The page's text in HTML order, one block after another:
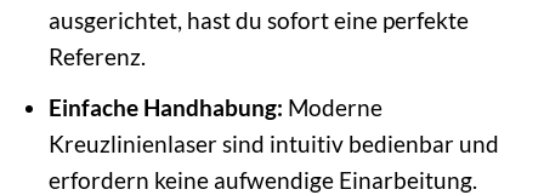
ausgerichtet, hast du sofort eine perfekte
Referenz.
Einfache Handhabung: Moderne
Kreuzlinienlaser sind intuitiv bedienbar und
erfordern keine aufwendige Einarbeitung.